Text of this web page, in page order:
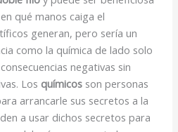
qué manos caiga el
generan, pero sería un
como la química de lado solo
negativas sin
Los químicos son personas
arrancarle sus secretos a la
a usar dichos secretos para